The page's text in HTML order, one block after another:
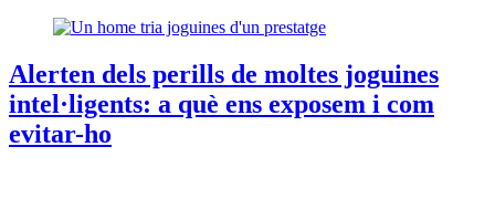
Alerten dels perills de moltes joguines
intel·ligents: a què ens exposem i com
evitar-ho